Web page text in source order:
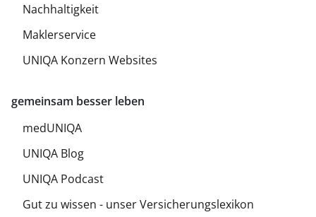
gemeinsam besser leben
medUNIQA
UNIQA Blog
UNIQA Podcast
Gut zu wissen - unser Versicherungslexikon
Nachhaltigkeit
Maklerservice
UNIQA Konzern Websites